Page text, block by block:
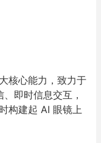
核心能力，致力于
即时信息交互，
构建起 AI 眼镜上